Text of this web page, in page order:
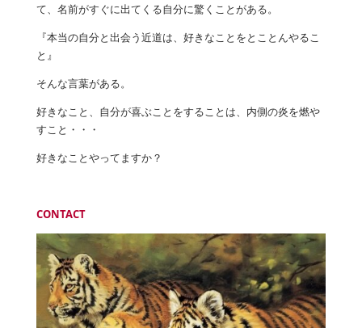
て、名前がすぐに出てくる自分に驚くことがある。
『本当の自分と出会う近道は、好きなことをとことんやるこ
と』
そんな言葉がある。
好きなこと、自分が喜ぶことをすることは、内側の炎を燃や
すこと・・・
好きなことやってますか？
CONTACT